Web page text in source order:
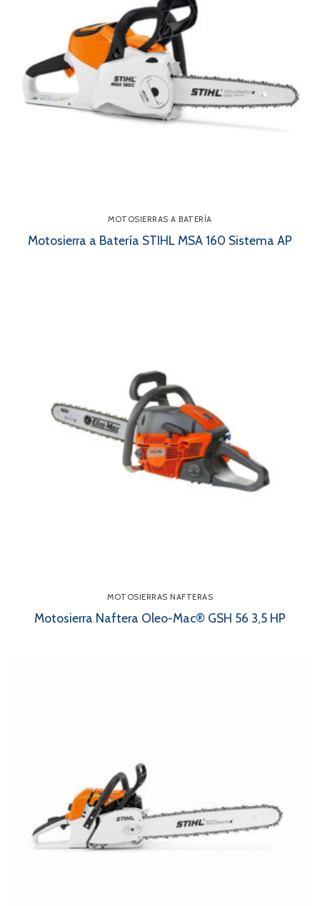
MOTOSIERRAS A BATERÍA
Motosierra a Batería STIHL MSA 160 Sistema AP
MOTOSIERRAS NAFTERAS
Motosierra Naftera Oleo-Mac® GSH 56 3,5 HP